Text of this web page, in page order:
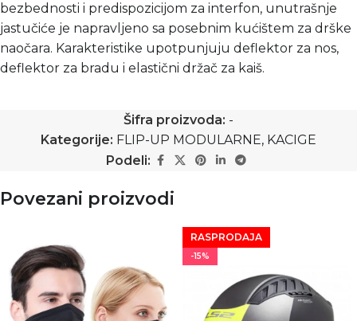
bezbednosti i predispozicijom za interfon, unutrašnje
jastučiće je napravljeno sa posebnim kućištem za drške
naočara. Karakteristike upotpunjuju deflektor za nos,
deflektor za bradu i elastični držač za kaiš.
Šifra proizvoda: -
Kategorije: FLIP-UP MODULARNE, KACIGE
Podeli:
Povezani proizvodi
RASPRODAJA
-15%